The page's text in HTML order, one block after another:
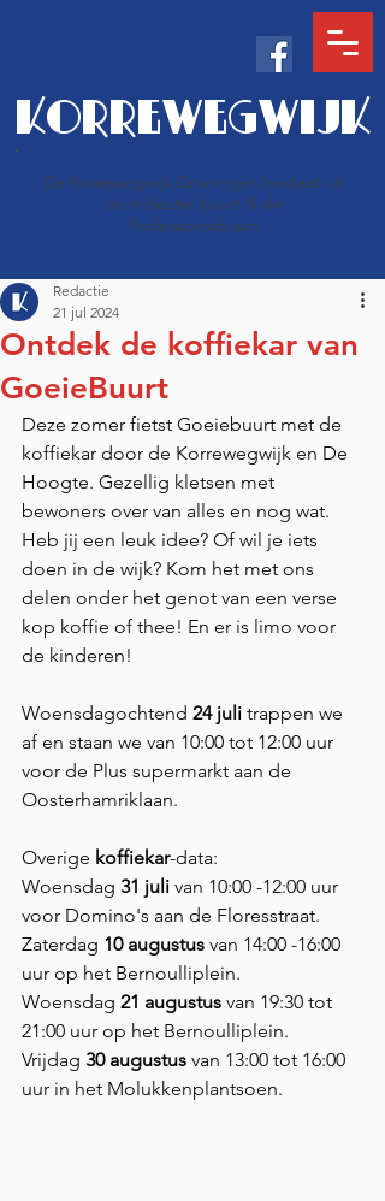
KORREWEGWIJK
De Korrewegwijk Groningen bestaat uit
de Indische buurt & de
Professorenbuurt
Ontdek de koffiekar van
GoeieBuurt
Redactie
21 jul 2024
Deze zomer fietst Goeiebuurt met de
koffiekar door de Korrewegwijk en De
Hoogte. Gezellig kletsen met
bewoners over van alles en nog wat.
Heb jij een leuk idee? Of wil je iets
doen in de wijk? Kom het met ons
delen onder het genot van een verse
kop koffie of thee! En er is limo voor
de kinderen!
Woensdagochtend 24 juli trappen we
af en staan we van 10:00 tot 12:00 uur
voor de Plus supermarkt aan de
Oosterhamriklaan.
Overige koffiekar-data:
Woensdag 31 juli van 10:00 -12:00 uur
voor Domino's aan de Floresstraat.
Zaterdag 10 augustus van 14:00 -16:00
uur op het Bernoulliplein.
Woensdag 21 augustus van 19:30 tot
21:00 uur op het Bernoulliplein.
Vrijdag 30 augustus van 13:00 tot 16:00
uur in het Molukkenplantsoen.